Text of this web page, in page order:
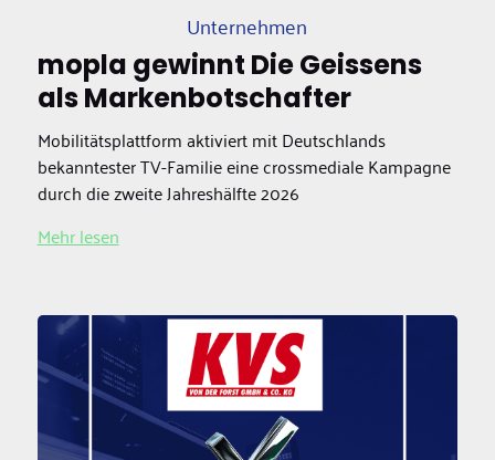
Unternehmen
mopla gewinnt Die Geissens
als Markenbotschafter
Mobilitätsplattform aktiviert mit Deutschlands
bekanntester TV-Familie eine crossmediale Kampagne
durch die zweite Jahreshälfte 2026
Mehr lesen